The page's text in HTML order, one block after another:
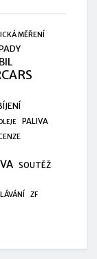
MĚŘENÍ
PALIVA
SOUTĚŽ
ZF